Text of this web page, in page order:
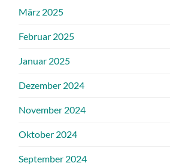
März 2025
Februar 2025
Januar 2025
Dezember 2024
November 2024
Oktober 2024
September 2024